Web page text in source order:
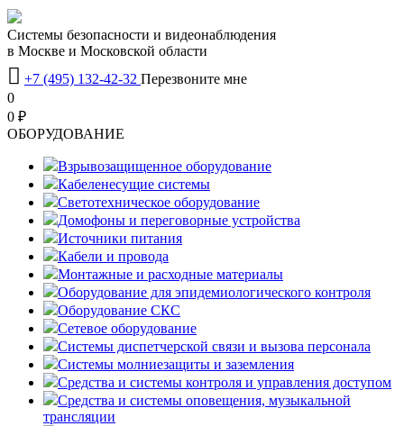
Системы безопасности и видеонаблюдения
в Москве и Московской области
 +7 (495) 132-42-32 Перезвоните мне
0
0 ₽
OБОРУДОВАНИЕ
Взрывозащищенное оборудование
Кабеленесущие системы
Светотехническое оборудование
Домофоны и переговорные устройства
Источники питания
Кабели и провода
Монтажные и расходные материалы
Оборудование для эпидемиологического контроля
Оборудование СКС
Сетевое оборудование
Системы диспетчерской связи и вызова персонала
Системы молниезащиты и заземления
Средства и системы контроля и управления доступом
Средства и системы оповещения, музыкальной
трансляции